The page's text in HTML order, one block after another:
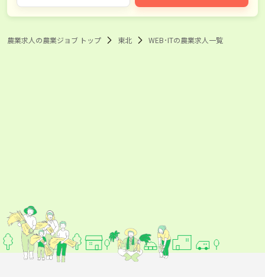
農業求人の農業ジョブ トップ 東北 WEB･ITの農業求人一覧